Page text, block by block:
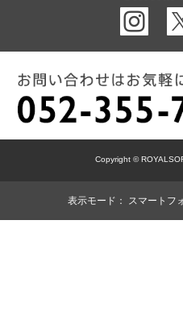
Copyright ©
表示モード： スマートフ